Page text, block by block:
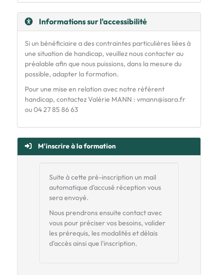
Informations sur l'accessibilité
Si un bénéficiaire a des contraintes particulières liées à
une situation de handicap, veuillez nous contacter au
préalable afin que nous puissions, dans la mesure du
possible, adapter la formation.
Pour une mise en relation avec notre référent
handicap, contactez Valérie MANN : vmann@isara.fr
ou 04 27 85 86 63
M'inscrire à la formation
Suite à cette pré-inscription un mail
automatique d'accusé réception vous
sera envoyé.
Nous prendrons ensuite contact avec
vous pour préciser vos besoins, valider
les prérequis, les modalités et délais
d'accès ainsi que l'inscription.